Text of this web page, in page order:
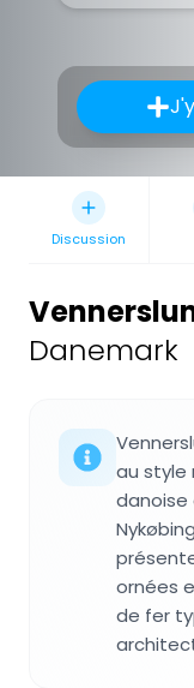
Discussion
Danemark
au style
danoise
ornées
de fer